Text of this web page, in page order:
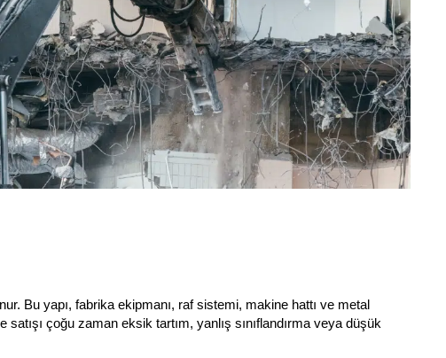
Bu yapı, fabrika ekipmanı, raf sistemi, makine hattı ve metal
çoğu zaman eksik tartım, yanlış sınıflandırma veya düşük